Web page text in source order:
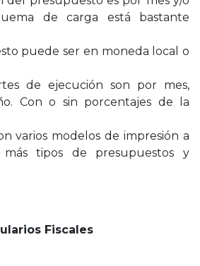
de carga está bastante
puede ser en moneda local o
de ejecución son por mes,
Con o sin porcentajes de la
varios modelos de impresión a
tipos de presupuestos y
Fiscales